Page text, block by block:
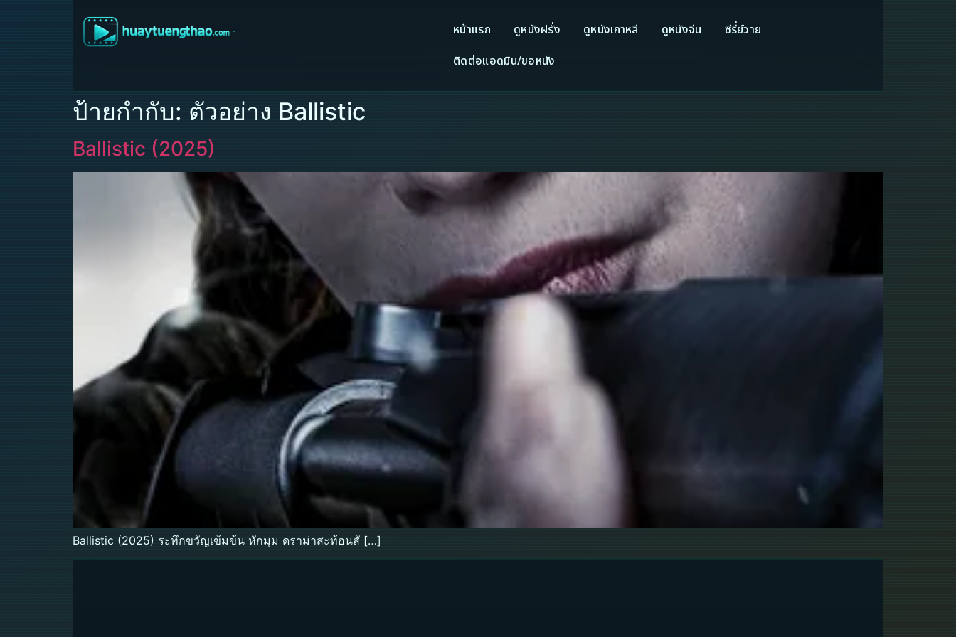
หน้าแรก ดูหนังฝรั่ง ดูหนังเกาหลี ดูหนังจีน
ซีรี่ย์วาย
ติดต่อแอดมิน/ขอหนัง
ป้ายกำกับ: ตัวอย่าง Ballistic
Ballistic (2025)
Ballistic (2025) ระทึกขวัญเข้มข้น หักมุม ดราม่าสะท้อนสั […]